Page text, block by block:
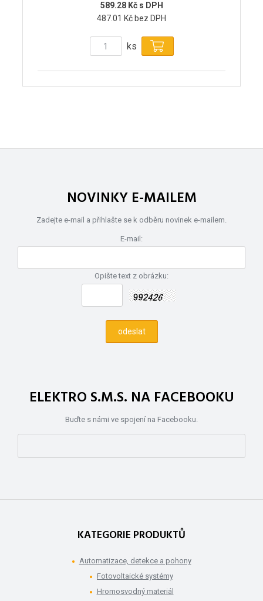
589.28 Kč s DPH
487.01 Kč bez DPH
ks
NOVINKY E-MAILEM
Zadejte e-mail a přihlašte se k odběru novinek e-mailem.
E-mail:
Opište text z obrázku:
ELEKTRO S.M.S. NA FACEBOOKU
Buďte s námi ve spojení na Facebooku.
KATEGORIE PRODUKTŮ
Automatizace, detekce a pohony
Fotovoltaické systémy
Hromosvodný materiál